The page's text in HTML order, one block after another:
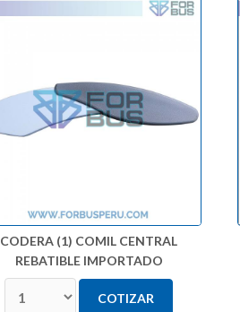
CODERA (1) COMIL CENTRAL
REBATIBLE IMPORTADO
COTIZAR